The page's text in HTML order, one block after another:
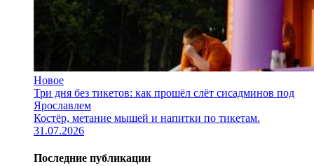
Новое
Три дня без тикетов: как прошёл слёт сисадминов под
Ярославлем
Костёр, метание мышей и напитки по тикетам.
31.07.2026
Последние публикации